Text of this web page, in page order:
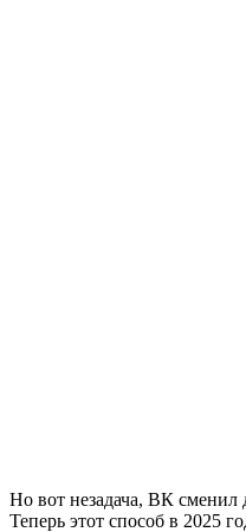
Но вот незадача, ВК сменил
Теперь этот способ в 2025